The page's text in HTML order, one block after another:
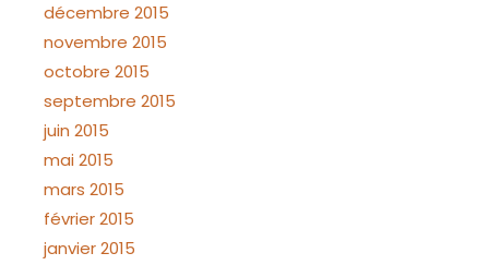
décembre 2015
novembre 2015
octobre 2015
septembre 2015
juin 2015
mai 2015
mars 2015
février 2015
janvier 2015